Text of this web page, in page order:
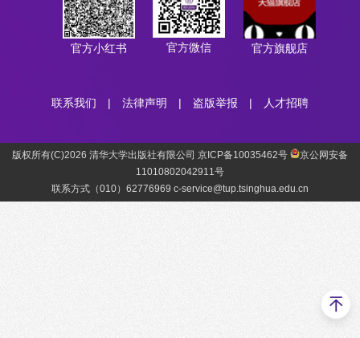
官方小红书 官方微信 官方旗舰店
联系我们 | 法律声明 | 盗版举报 | 人才招聘
版权所有(C)2026 清华大学出版社有限公司 京ICP备10035462号
京公网安备
11010802042911号
联系方式（010）62776969 c-service@tup.tsinghua.edu.cn